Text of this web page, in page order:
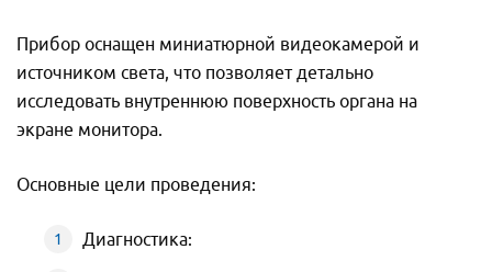
Прибор оснащен миниатюрной видеокамерой и
источником света, что позволяет детально
исследовать внутреннюю поверхность органа на
экране монитора.
Основные цели проведения:
Диагностика: